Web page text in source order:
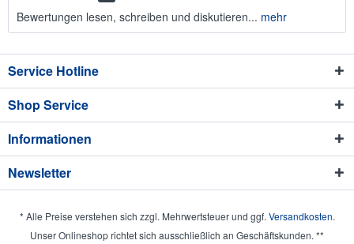
Bewertungen lesen, schreiben und diskutieren... mehr
Service Hotline
Shop Service
Informationen
Newsletter
* Alle Preise verstehen sich zzgl. Mehrwertsteuer und ggf. Versandkosten.
Unser Onlineshop richtet sich ausschließlich an Geschäftskunden. **